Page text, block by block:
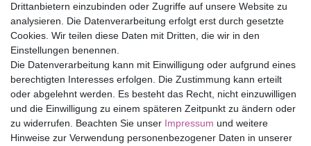
Top Marken
Eduplay
Folia Bringmann
Shop
Mein Konto
Service
Versandkosten
Drittanbietern einzubinden oder Zugriffe auf unsere Website zu
analysieren. Die Datenverarbeitung erfolgt erst durch gesetzte
Cookies. Wir teilen diese Daten mit Dritten, die wir in den
Einstellungen benennen.
Die Datenverarbeitung kann mit Einwilligung oder aufgrund eines
berechtigten Interesses erfolgen. Die Zustimmung kann erteilt
oder abgelehnt werden. Es besteht das Recht, nicht einzuwilligen
und die Einwilligung zu einem späteren Zeitpunkt zu ändern oder
zu widerrufen. Beachten Sie unser Impressum und weitere
Hinweise zur Verwendung personenbezogener Daten in unserer